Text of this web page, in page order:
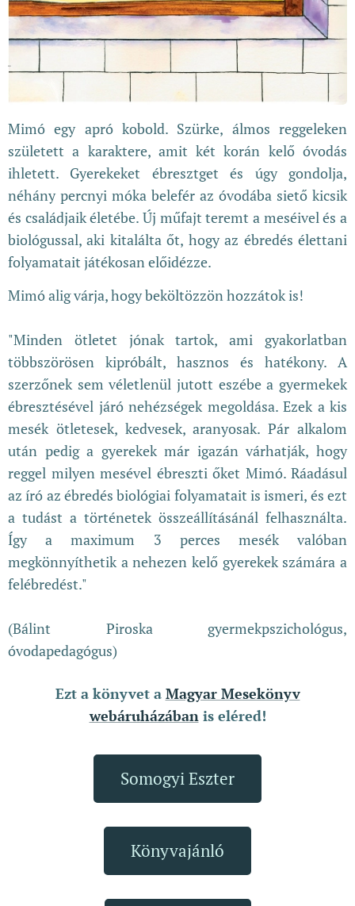
Mimó ​egy apró kobold. Szürke, álmos reggeleken
született a karaktere, amit két korán kelő óvodás
ihletett. Gyerekeket ébresztget és úgy gondolja,
néhány percnyi móka belefér az óvodába siető kicsik
és családjaik életébe. Új műfajt teremt a meséivel és a
biológussal, aki kitalálta őt, hogy az ébredés élettani
folyamatait játékosan előidézze.
Mimó alig várja, hogy beköltözzön hozzátok is!
"Minden ötletet jónak tartok, ami gyakorlatban
többszörösen kipróbált, hasznos és hatékony. A
szerzőnek sem véletlenül jutott eszébe a gyermekek
ébresztésével járó nehézségek megoldása. Ezek a kis
mesék ötletesek, kedvesek, aranyosak. Pár alkalom
után pedig a gyerekek már igazán várhatják, hogy
reggel milyen mesével ébreszti őket Mimó. Ráadásul
az író az ébredés biológiai folyamatait is ismeri, és ezt
a tudást a történetek összeállításánál felhasználta.
Így a maximum 3 perces mesék valóban
megkönnyíthetik a nehezen kelő gyerekek számára a
felébredést."
(Bálint Piroska gyermekpszichológus,
óvodapedagógus)
Ezt a könyvet a Magyar Mesekönyv
webáruházábanis eléred!
Somogyi Eszter
Könyvajánló